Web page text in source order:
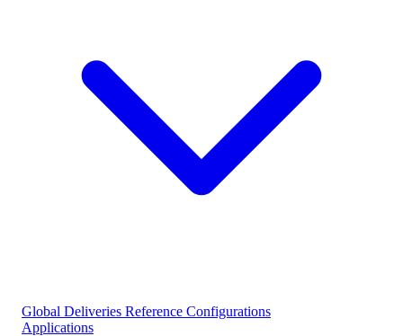
Global Deliveries Reference Configurations
Applications